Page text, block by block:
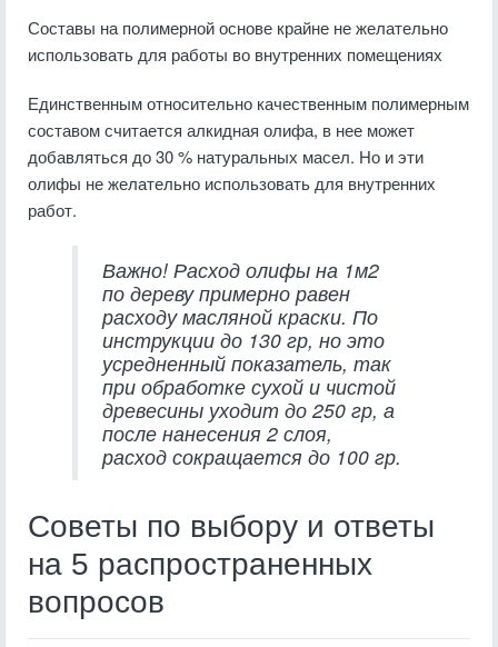
Составы на полимерной основе крайне не желательно
использовать для работы во внутренних помещениях
Единственным относительно качественным полимерным
составом считается алкидная олифа, в нее может
добавляться до 30 % натуральных масел. Но и эти
олифы не желательно использовать для внутренних
работ.
Важно! Расход олифы на 1м2
по дереву примерно равен
расходу масляной краски. По
инструкции до 130 гр, но это
усредненный показатель, так
при обработке сухой и чистой
древесины уходит до 250 гр, а
после нанесения 2 слоя,
расход сокращается до 100 гр.
Советы по выбору и ответы
на 5 распространенных
вопросов